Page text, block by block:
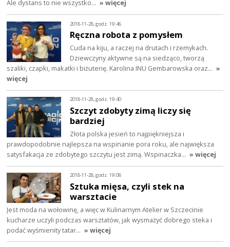
Ale dystans to nie wszystko… » więcej
2018-11-28, godz. 19:46
Ręczna robota z pomysłem
Cuda na kiju, a raczej na drutach i rzemykach.
Dziewczyny aktywne są na siedząco, tworzą
szaliki, czapki, makatki i biżuterię. Karolina INU Gembarowska oraz… »
więcej
2018-11-28, godz. 19:40
Szczyt zdobyty zimą liczy się
bardziej
Złota polska jesień to najpiękniejsza i
prawdopodobnie najlepsza na wspinanie pora roku, ale największa
satysfakacja ze zdobytego szczytu jest zimą. Wspinaczka… » więcej
2018-11-28, godz. 19:08
Sztuka mięsa, czyli stek na
warsztacie
Jest moda na wołowinę, a więc w Kulinarnym Atelier w Szczecinie
kucharze uczyli podczas warsztatów, jak wysmażyć dobrego steka i
podać wyśmienity tatar… » więcej